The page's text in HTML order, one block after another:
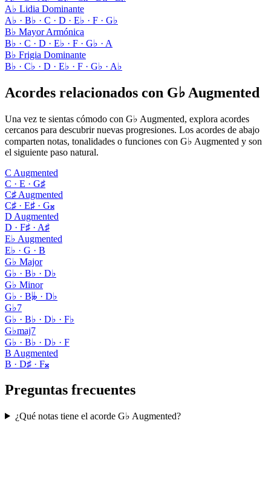
A♭ Lidia Dominante
A♭ · B♭ · C · D · E♭ · F · G♭
B♭ Mayor Armónica
B♭ · C · D · E♭ · F · G♭ · A
B♭ Frigia Dominante
B♭ · C♭ · D · E♭ · F · G♭ · A♭
Acordes relacionados con G♭ Augmented
Una vez te sientas cómodo con G♭ Augmented, explora acordes
cercanos para descubrir nuevas progresiones. Los acordes de abajo
comparten notas, tonalidades o funciones con G♭ Augmented y son
el siguiente paso natural.
C Augmented
C · E · G♯
C♯ Augmented
C♯ · E♯ · G𝄪
D Augmented
D · F♯ · A♯
E♭ Augmented
E♭ · G · B
G♭ Major
G♭ · B♭ · D♭
G♭ Minor
G♭ · B𝄫 · D♭
G♭7
G♭ · B♭ · D♭ · F♭
G♭maj7
G♭ · B♭ · D♭ · F
B Augmented
B · D♯ · F𝄪
Preguntas frecuentes
¿Qué notas tiene el acorde G♭ Augmented?